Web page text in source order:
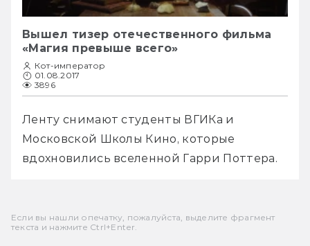
Вышел тизер отечественного фильма
«Магия превыше всего»
Кот-император
01.08.2017
3896
Ленту снимают студенты ВГИКа и
Московской Школы Кино, которые
вдохновились вселенной Гарри Поттера.
Если вы нашли опечатку, пожалуйста, выделите фрагмент
текста и нажмите Ctrl+Enter.